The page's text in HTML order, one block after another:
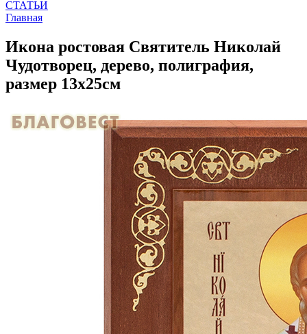
СТАТЬИ
Главная
Икона ростовая Святитель Николай
Чудотворец, дерево, полиграфия,
размер 13х25см